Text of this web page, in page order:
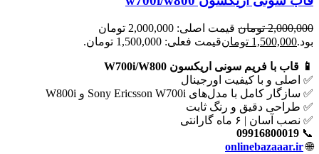
2,000,000 تومان
قیمت اصلی: 2,000,000 تومان
بود.1,500,000 تومانقیمت فعلی: 1,500,000 تومان.
📱 قاب با فریم سونی اریکسون W700i/W800
✅ اصلی و با کیفیت اورجینال
✅ سازگار کامل با مدل‌های Sony Ericsson W700i و W800i
✅ طراحی دقیق و رنگ ثابت
✅ نصب آسان | ۶ ماه گارانتی
📞
09916800019
🌐
onlinebazaaar.ir